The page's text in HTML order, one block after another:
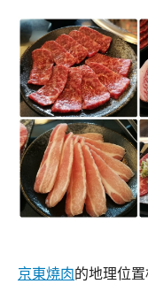
京東燒肉的地理位